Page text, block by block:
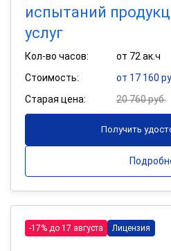
испытаний
услуг
Кол-во часов:
от 72 ак.ч
Стоимость:
от 17 160
Старая цена:
20 760 руб.
Получить
-17% до 17 августа Лицензия